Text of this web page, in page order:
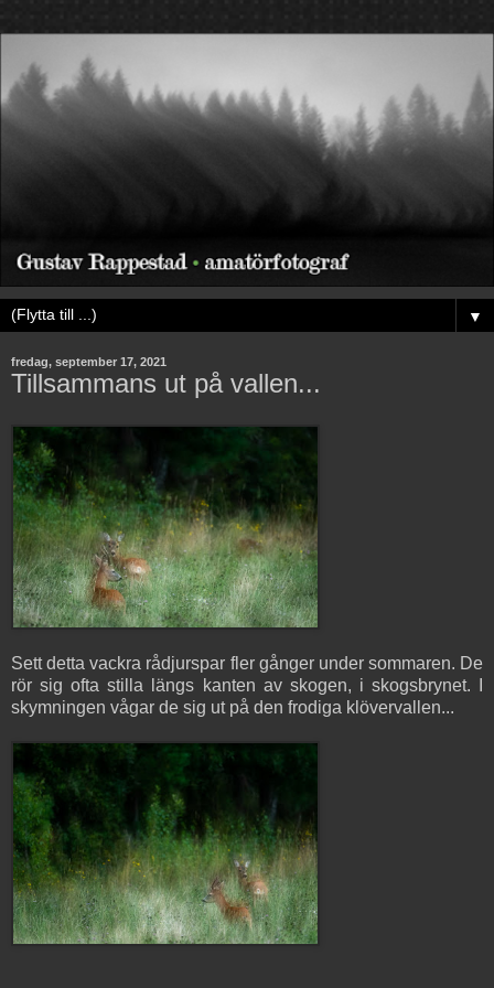
▼
fredag, september 17, 2021
Tillsammans ut på vallen...
Sett detta vackra rådjurspar fler gånger under sommaren. De
rör sig ofta stilla längs kanten av skogen, i skogsbrynet. I
skymningen vågar de sig ut på den frodiga klövervallen...